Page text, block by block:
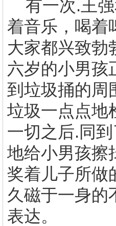
有一次.王
着音乐，喝着
大家都兴致勃
六岁的小男孩
到垃圾捅的周
垃圾一点点地
一切之后.同
地给小男孩擦
奖着儿子所做
久磁于一身的
表达。